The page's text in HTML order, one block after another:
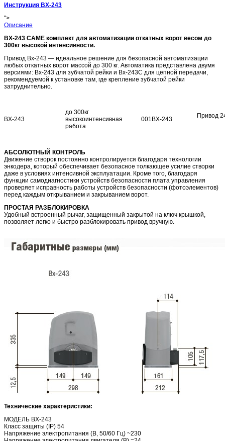
Инструкция BX-243
">
Описание
BX-243 CAME комплект для автоматизации откатных ворот весом до
300кг высокой интенсивности.
Привод Bx-243 ― идеальное решение для безопасной автоматизации
любых откатных ворот массой до 300 кг. Автоматика представлена двумя
версиями: Bx-243 для зубчатой рейки и Bx-243C для цепной передачи,
рекомендуемой к установке там, где крепление зубчатой рейки
затруднительно.
BX-243
до 300кг
высокоинтенсивная
работа
001BX-243
Привод
АБСОЛЮТНЫЙ КОНТРОЛЬ
Движение створок постоянно контролируется благодаря технологии
энкодера, который обеспечивает безопасное толкающее усилие створки
даже в условиях интенсивной эксплуатации. Кроме того, благодаря
функции самодиагностики устройств безопасности плата управления
проверяет исправность работы устройств безопасности (фотоэлементов)
перед каждым открыванием и закрыванием ворот.
ПРОСТАЯ РАЗБЛОКИРОВКА
Удобный встроенный рычаг, защищенный закрытой на ключ крышкой,
позволяет легко и быстро разблокировать привод вручную.
Технические характеристики:
МОДЕЛЬ BX-243
Класс защиты (IP) 54
Напряжение электропитания (В, 50/60 Гц) ~230